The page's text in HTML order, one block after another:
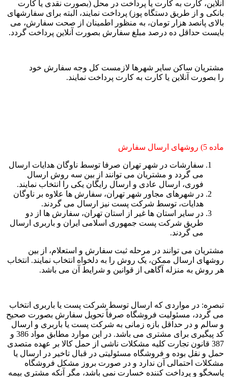
آنلاین، کارت به کارت یا پرداخت در محل (بصورت نقدی یا کارت
بانکی و از طریق دستگاه پوز) پرداخت نمایند، البته برای سفارشهای
بالای پانصد هزار تومان، به منظور اطمینان از صحت سفارش، می
بایست حداقل ده درصد مبلغ سفارش بصورت آنلاین پرداخت گردد.
مشتریان ساکن سایر شهرها لازمست کل وجه سفارش خود
را بصورت آنلاین یا کارت به کارت پرداخت نمایند.
ماده 5) روشهای ارسال سفارش
سفارشات در شهر تهران صرفا توسط ناوگان هدایات ارسال
می گردد و مشتریان می توانند از بین سه روش ارسال
فوری، ارسال عادی و ارسال رایگان یکی را انتخاب نمایند.
در شهرهای مجاور شهر تهران، سفارش ها علاوه بر ناوگان
هدایات، توسط شرکت پست نیز ارسال می گردند.
در سایر استان ها غیر از استان تهران، سفارش ها از دو
طریق شرکت پست جمهوری اسلامی ایران و باربری ارسال
می گردند.
مشتریان می توانند در مرحله ثبت سفارش و استعلام، از بین
روشهای ارسال ممکن، یک روش را به دلخواه انتخاب نمایند. انتخاب
هر روش به منزله آگاهی از قوانین و شرایط آن می باشد.
تبصره: در مواردی که ارسال توسط شرکت پست یا باربری انتخاب
می گردد، مسئولیت فروشگاه صرفاً تحویل سفارش بصورت صحیح
و سالم و در حداقل بازه زمانی به شرکت پست یا باربری و ارسال
کد پیگیری برای مشتری می باشد. در این موارد مطابق مواد 386 و
387 قانون تجارت کلیه مشکلات ناشی از حمل کالا بر عهده متصدی
حمل و نقل بوده و فروشگاه مسئولیتی در قبال تاخیر در ارسال یا
مشکلات احتمالی آن ندارد و در صورت بروز مشکل فروشگاه
پاسخگو و پرداخت کننده خسارت نمی باشد، مگر آنکه مشتری بیمه